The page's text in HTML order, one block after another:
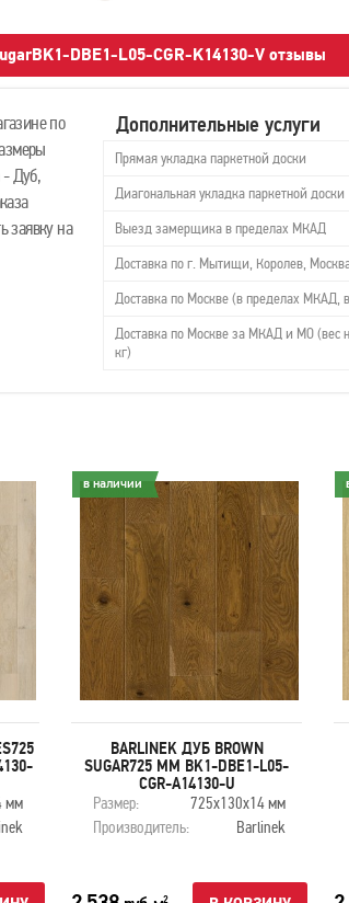
DBE1-L05-CGR-K14130-V отзывы
по
- Дуб,
заявку на
Дополнительные услуги
Прямая укладка паркетной доски
Диагональная укладка паркетной доски
Выезд замерщика в пределах МКАД
Доставка по г. Мытищи, Королев,
Доставка по Москве (в пределах МКАД,
Доставка по Москве за МКАД и МО (вес
кг)
мм
в наличии
BARLINEK ДУБ BROWN
SUGAR725 ММ BK1-DBE1-L05-
CGR-A14130-U
Размер:
725х130х14 мм
Производитель:
Barlinek
2